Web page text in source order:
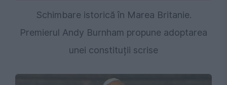
Schimbare istorică în Marea Britanie.
Premierul Andy Burnham propune adoptarea
unei constituții scrise